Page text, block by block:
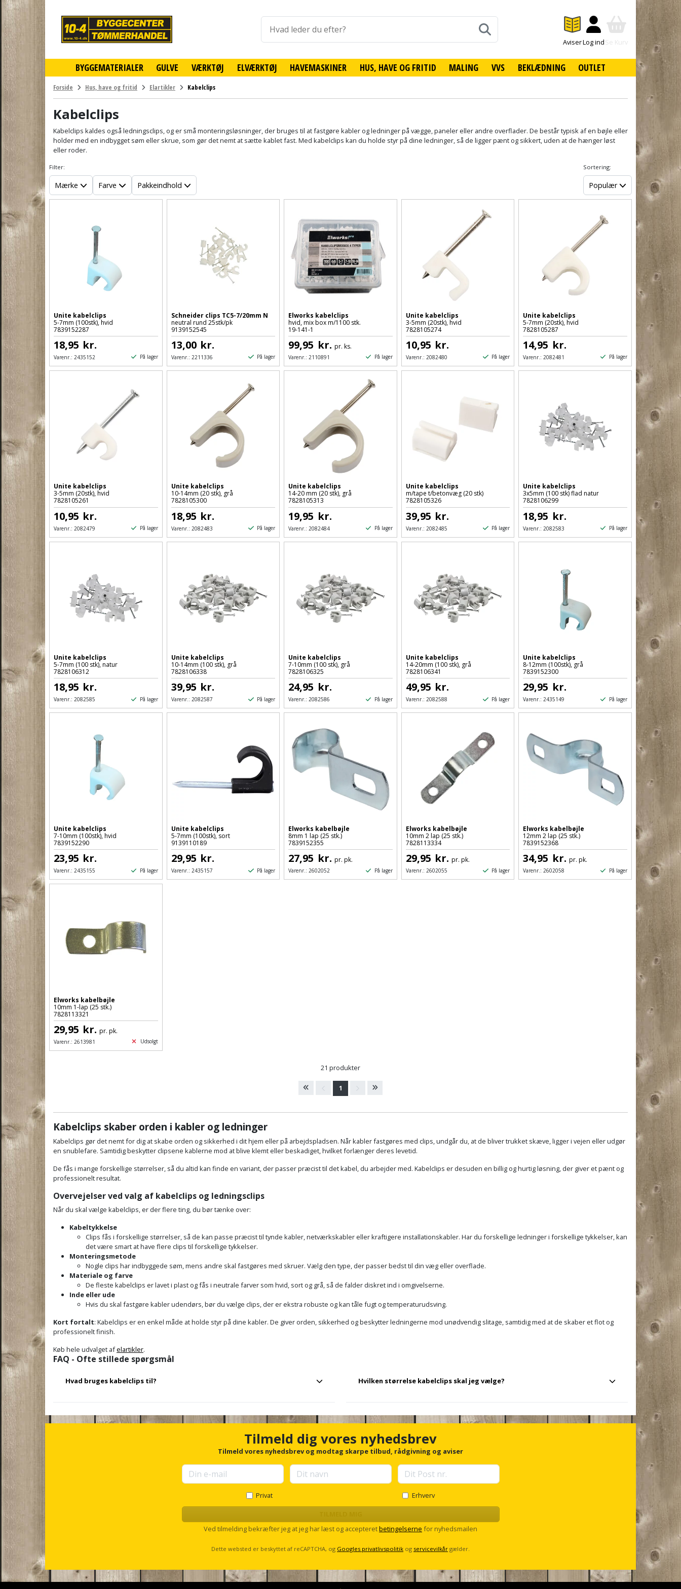
BYGGEMATERIALER GULVE VÆRKTØJ ELVÆRKTØJ HAVEMASKINER HUS, HAVE OG FRITID MALING VVS BEKLÆDNING OUTLET
online
byggemarked
og
tømmerhandel
-
AviserLog indSe Kurv
Forside Hus, have og fritid Elartikler Kabelclips
Kabelclips
Kabelclips kaldes også ledningsclips, og er små monteringsløsninger, der bruges til at fastgøre kabler og ledninger på vægge, paneler eller andre overflader. De består typisk af en bøjle eller
holder med en indbygget søm eller skrue, som gør det nemt at sætte kablet fast. Med kabelclips kan du holde styr på dine ledninger, så de ligger pænt og sikkert, uden at de hænger løst
eller roder.
Filter:
Mærke Farve Pakkeindhold
Sortering:
Populær
Unite kabelclips
5-7mm (100stk), hvid
7839152287
18,95 kr.
Varenr.: 2435152 På lager
Schneider clips TC5-7/20mm N
neutral rund 25stk/pk
9139152545
13,00 kr.
Varenr.: 2211336 På lager
Elworks kabelclips
hvid, mix box m/1100 stk.
19-141-1
99,95 kr. pr. ks.
Varenr.: 2110891 På lager
Unite kabelclips
3-5mm (20stk), hvid
7828105274
10,95 kr.
Varenr.: 2082480 På lager
Unite kabelclips
5-7mm (20stk), hvid
7828105287
14,95 kr.
Varenr.: 2082481 På lager
Unite kabelclips
3-5mm (20stk), hvid
7828105261
10,95 kr.
Varenr.: 2082479 På lager
Unite kabelclips
10-14mm (20 stk), grå
7828105300
18,95 kr.
Varenr.: 2082483 På lager
Unite kabelclips
14-20 mm (20 stk), grå
7828105313
19,95 kr.
Varenr.: 2082484 På lager
Unite kabelclips
m/tape t/betonvæg (20 stk)
7828105326
39,95 kr.
Varenr.: 2082485 På lager
Unite kabelclips
3x5mm (100 stk) flad natur
7828106299
18,95 kr.
Varenr.: 2082583 På lager
Unite kabelclips
5-7mm (100 stk), natur
7828106312
18,95 kr.
Varenr.: 2082585 På lager
Unite kabelclips
10-14mm (100 stk), grå
7828106338
39,95 kr.
Varenr.: 2082587 På lager
Unite kabelclips
7-10mm (100 stk), grå
7828106325
24,95 kr.
Varenr.: 2082586 På lager
Unite kabelclips
14-20mm (100 stk), grå
7828106341
49,95 kr.
Varenr.: 2082588 På lager
Unite kabelclips
8-12mm (100stk), grå
7839152300
29,95 kr.
Varenr.: 2435149 På lager
Unite kabelclips
7-10mm (100stk), hvid
7839152290
23,95 kr.
Varenr.: 2435155 På lager
Unite kabelclips
5-7mm (100stk), sort
9139110189
29,95 kr.
Varenr.: 2435157 På lager
Elworks kabelbøjle
8mm 1 lap (25 stk.)
7839152355
27,95 kr. pr. pk.
Varenr.: 2602052 På lager
Elworks kabelbøjle
10mm 2 lap (25 stk.)
7828113334
29,95 kr. pr. pk.
Varenr.: 2602055 På lager
Elworks kabelbøjle
12mm 2 lap (25 stk.)
7839152368
34,95 kr. pr. pk.
Varenr.: 2602058 På lager
Elworks kabelbøjle
10mm 1-lap (25 stk.)
7828113321
29,95 kr. pr. pk.
Varenr.: 2613981 Udsolgt
21 produkter
1
Kabelclips skaber orden i kabler og ledninger
Kabelclips gør det nemt for dig at skabe orden og sikkerhed i dit hjem eller på arbejdspladsen. Når kabler fastgøres med clips, undgår du, at de bliver trukket skæve, ligger i vejen eller udgør
en snublefare. Samtidig beskytter clipsene kablerne mod at blive klemt eller beskadiget, hvilket forlænger deres levetid.
De fås i mange forskellige størrelser, så du altid kan finde en variant, der passer præcist til det kabel, du arbejder med. Kabelclips er desuden en billig og hurtig løsning, der giver et pænt og
professionelt resultat.
Overvejelser ved valg af kabelclips og ledningsclips
Når du skal vælge kabelclips, er der flere ting, du bør tænke over:
Kabeltykkelse
Clips fås i forskellige størrelser, så de kan passe præcist til tynde kabler, netværkskabler eller kraftigere installationskabler. Har du forskellige ledninger i forskellige tykkelser, kan
det være smart at have flere clips til forskellige tykkelser.
Monteringsmetode
Nogle clips har indbyggede søm, mens andre skal fastgøres med skruer. Vælg den type, der passer bedst til din væg eller overflade.
Materiale og farve
De fleste kabelclips er lavet i plast og fås i neutrale farver som hvid, sort og grå, så de falder diskret ind i omgivelserne.
Inde eller ude
Hvis du skal fastgøre kabler udendørs, bør du vælge clips, der er ekstra robuste og kan tåle fugt og temperaturudsving.
Kort fortalt: Kabelclips er en enkel måde at holde styr på dine kabler. De giver orden, sikkerhed og beskytter ledningerne mod unødvendig slitage, samtidig med at de skaber et flot og
professionelt finish.
Køb hele udvalget afelartikler.
FAQ - Ofte stillede spørgsmål
Hvad bruges kabelclips til?
De bruges til at fastgøre og organisere kabler og ledninger på vægge eller paneler,
så du får et flot resultat.
Hvilken størrelse kabelclips skal jeg vælge?
Størrelsen afhænger af tykkelsen på det kabel, du vil fastgøre. Vælg altid clips, der
passer præcist til kablet.
Tilmeld dig vores nyhedsbrev
Tilmeld vores nyhedsbrev og modtag skarpe tilbud, rådgivning og aviser
Privat Erhverv
Ved tilmelding bekræfter jeg at jeg har læst og accepteretbetingelserne for nyhedsmailen
Dette websted er beskyttet af reCAPTCHA, og Googles privatlivspolitik og servicevilkår gælder.